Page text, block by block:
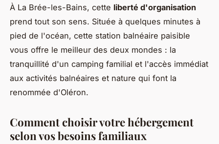
À La Brée-les-Bains, cette liberté d'organisation
prend tout son sens. Située à quelques minutes à
pied de l'océan, cette station balnéaire paisible
vous offre le meilleur des deux mondes : la
tranquillité d'un camping familial et l'accès immédiat
aux activités balnéaires et nature qui font la
renommée d'Oléron.
Comment choisir votre hébergement
selon vos besoins familiaux